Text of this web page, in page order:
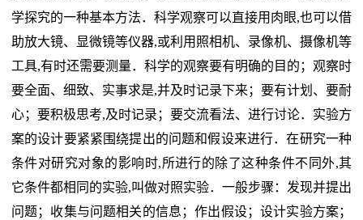
学探究的一种基本方法．科学观察可以直接用肉眼,也可以借
助放大镜、显微镜等仪器,或利用照相机、录像机、摄像机等
工具,有时还需要测量．科学的观察要有明确的目的；观察时
要全面、细致、实事求是,并及时记录下来；要有计划、要耐
心；要积极思考,及时记录；要交流看法、进行讨论．实验方
案的设计要紧紧围绕提出的问题和假设来进行．在研究一种
条件对研究对象的影响时,所进行的除了这种条件不同外,其
它条件都相同的实验,叫做对照实验．一般步骤：发现并提出
问题；收集与问题相关的信息；作出假设；设计实验方案；